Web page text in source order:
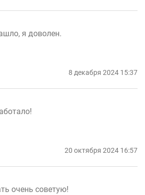
я доволен.
8 декабря 2024 15:37
20 октября 2024 16:57
очень советую!